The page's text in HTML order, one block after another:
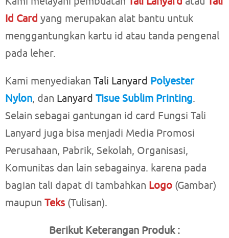
Id Card yang merupakan alat bantu untuk
menggantungkan kartu id atau tanda pengenal
pada leher.
Kami menyediakan Tali Lanyard Polyester
Nylon, dan Lanyard Tisue Sublim Printing.
Selain sebagai gantungan id card Fungsi Tali
Lanyard juga bisa menjadi Media Promosi
Perusahaan, Pabrik, Sekolah, Organisasi,
Komunitas dan lain sebagainya. karena pada
bagian tali dapat di tambahkan Logo (Gambar)
maupun Teks (Tulisan).
Berikut Keterangan Produk :